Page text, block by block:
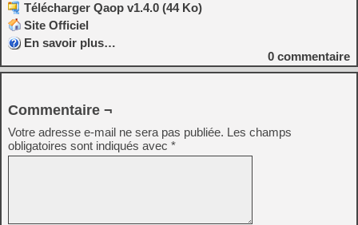
Télécharger Qaop v1.4.0 (44 Ko)
Site Officiel
En savoir plus…
0 commentaire
Commentaire ¬
Votre adresse e-mail ne sera pas publiée. Les champs
obligatoires sont indiqués avec *